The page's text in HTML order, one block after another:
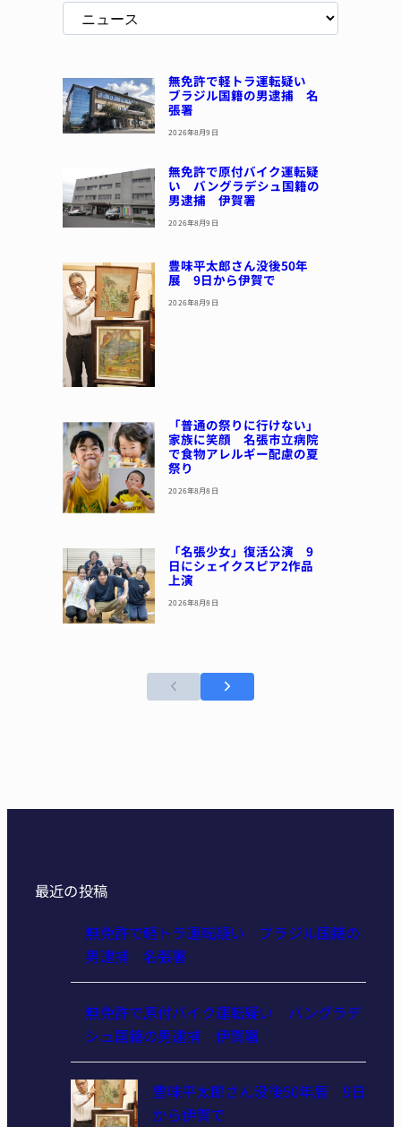
無免許で軽トラ運転疑い
ブラジル国籍の男逮捕 名
張署
2026年8月9日
無免許で原付バイク運転疑
い バングラデシュ国籍の
男逮捕 伊賀署
2026年8月9日
豊味平太郎さん没後50年
展 9日から伊賀で
2026年8月9日
「普通の祭りに行けない」
家族に笑顔 名張市立病院
で食物アレルギー配慮の夏
祭り
2026年8月8日
「名張少女」復活公演 9
日にシェイクスピア2作品
上演
2026年8月8日
最近の投稿
無免許で軽トラ運転疑い ブラジル国籍の
男逮捕 名張署
無免許で原付バイク運転疑い バングラデ
シュ国籍の男逮捕 伊賀署
豊味平太郎さん没後50年展 9日
から伊賀で